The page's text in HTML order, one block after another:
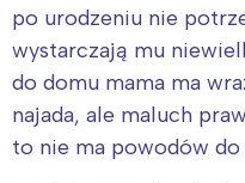
po urodzeniu nie
wystarczają mu
do domu mama ma
najada, ale maluch
to nie ma powodów do